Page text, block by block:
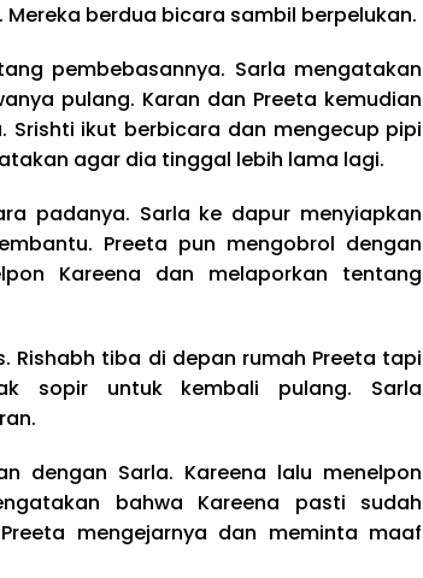
berdua bicara sambil berpelukan.
pembebasannya. Sarla mengatakan
pulang. Karan dan Preeta kemudian
Srishti ikut berbicara dan mengecup pipi
agar dia tinggal lebih lama lagi.
padanya. Sarla ke dapur menyiapkan
Preeta pun mengobrol dengan
Kareena dan melaporkan tentang
Rishabh tiba di depan rumah Preeta tapi
sopir untuk kembali pulang. Sarla
dengan Sarla. Kareena lalu menelpon
bahwa Kareena pasti sudah
mengejarnya dan meminta maaf